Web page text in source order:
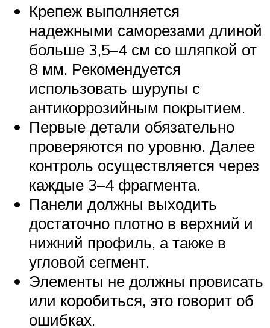
Крепеж выполняется
надежными саморезами длиной
больше 3,5–4 см со шляпкой от
8 мм. Рекомендуется
использовать шурупы с
антикоррозийным покрытием.
Первые детали обязательно
проверяются по уровню. Далее
контроль осуществляется через
каждые 3–4 фрагмента.
Панели должны выходить
достаточно плотно в верхний и
нижний профиль, а также в
угловой сегмент.
Элементы не должны провисать
или коробиться, это говорит об
ошибках.